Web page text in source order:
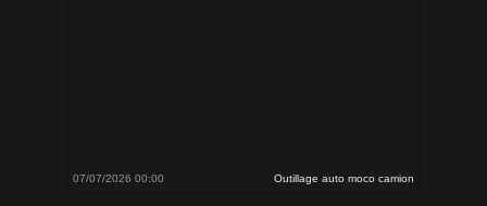
07/07/2026 00:00 Outillage auto moco camion